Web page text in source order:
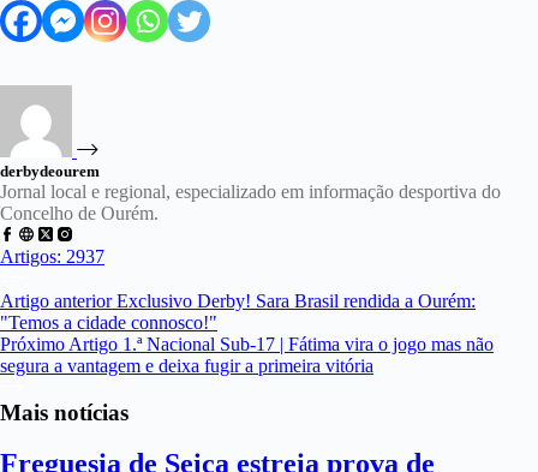
derbydeourem
Jornal local e regional, especializado em informação desportiva do
Concelho de Ourém.
Artigos: 2937
Artigo anteriorExclusivo Derby! Sara Brasil rendida a Ourém:
"Temos a cidade connosco!"
Próximo Artigo 1.ª Nacional Sub-17 | Fátima vira o jogo mas não
segura a vantagem e deixa fugir a primeira vitória
Mais notícias
Freguesia de Seiça estreia prova de